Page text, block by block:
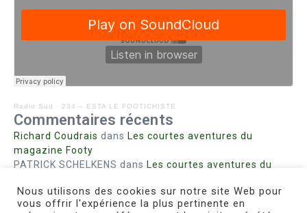
Radio Sud · 234 – ESTA LE FOOTICHISTE
Commentaires récents
Richard Coudrais dans Les courtes aventures du
magazine Footy
PATRICK SCHELKENS dans Les courtes aventures du
Bohn fabiennedans Intrigues sanglantes à Mulhouse
Steph. RUTA dansLust for Nice
Nous utilisons des cookies sur notre site Web pour
vous offrir l'expérience la plus pertinente en